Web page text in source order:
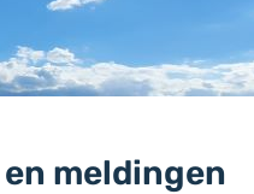
meldingen